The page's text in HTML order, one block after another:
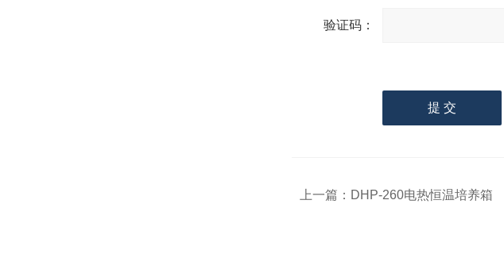
验证码：
输入计算结果（填写阿拉
上一篇： DHP-260电热恒温培养箱